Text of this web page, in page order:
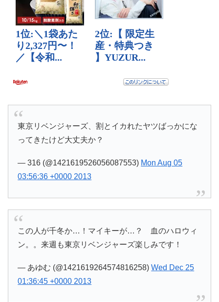
東京リベンジャーズ、割とイカれたヤツばっかにな
ってきたけど大丈夫か？
— 316 (@1421619526056087553) Mon Aug 05
03:56:36 +0000 2013
この人が千冬か…！マイキーが…？ 血のハロウィ
ン。。来週も東京リベンジャーズ楽しみです！
— あゆむ (@1421619264574816258)Wed Dec 25
01:36:45 +0000 2013